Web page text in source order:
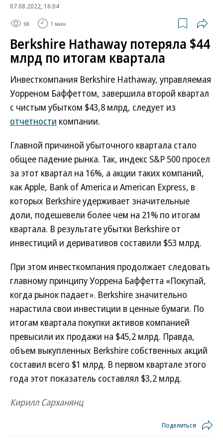
07.08.2022, 16:04
6K 1 мин.
Berkshire Hathaway потеряла $44
млрд по итогам квартала
Инвесткомпания Berkshire Hathaway, управляемая
Уорреном Баффеттом, завершила второй квартал
с чистым убытком $43,8 млрд, следует из
отчетности компании.
Главной причиной убыточного квартала стало
общее падение рынка. Так, индекс S&P 500 просел
за этот квартал на 16%, а акции таких компаний,
как Apple, Bank of America и American Express, в
которых Berkshire удерживает значительные
доли, подешевели более чем на 21% по итогам
квартала. В результате убытки Berkshire от
инвестиций и деривативов составили $53 млрд.
При этом инвесткомпания продолжает следовать
главному принципу Уоррена Баффетта «Покупай,
когда рынок падает». Berkshire значительно
нарастила свои инвестиции в ценные бумаги. По
итогам квартала покупки активов компанией
превысили их продажи на $45,2 млрд. Правда,
объем выкупленных Berkshire собственных акций
составил всего $1 млрд. В первом квартале этого
года этот показатель составлял $3,2 млрд.
Кирилл Сарханянц
Поделиться